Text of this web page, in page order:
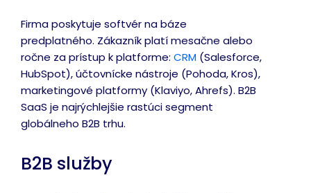
Firma poskytuje softvér na báze
predplatného. Zákazník platí mesačne alebo
ročne za prístup k platforme:CRM (Salesforce,
HubSpot), účtovnícke nástroje (Pohoda, Kros),
marketingové platformy (Klaviyo, Ahrefs). B2B
SaaS je najrýchlejšie rastúci segment
globálneho B2B trhu.
B2B služby